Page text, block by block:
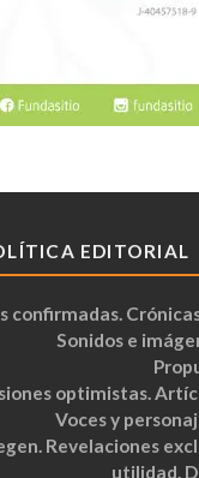
EDITORIAL
confirmadas.
Sonidos e
optimistas.
Voces y
Revelaciones
utilidad.